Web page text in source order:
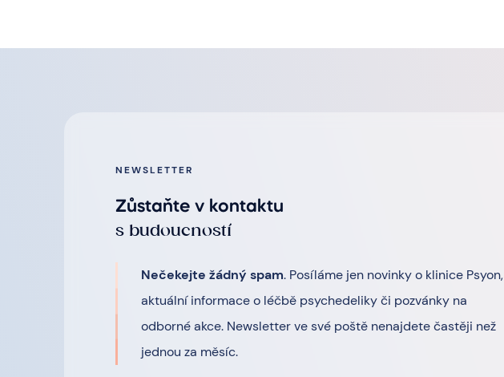
NEWSLETTER
Zůstaňte v kontaktu
s budoucností
Nečekejte žádný spam. Posíláme jen novinky o klinice Psyon,
aktuální informace o léčbě psychedeliky či pozvánky na
odborné akce. Newsletter ve své poště nenajdete častěji než
jednou za měsíc.